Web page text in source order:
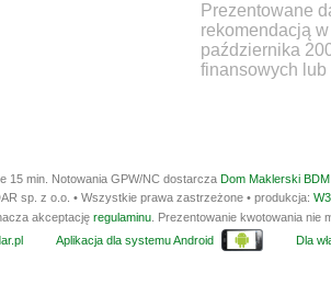
Prezentowane
rekomendacją
października
finansowych lub
15 min. Notowania GPW/NC dostarcza Dom Maklerski
sp. z o.o. • Wszystkie prawa zastrzeżone • produkcja:
akceptację regulaminu . Prezentowanie kwotowania
Aplikacja dla systemu Android Dla